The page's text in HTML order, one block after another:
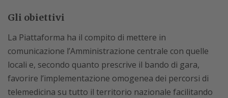
Gli obiettivi
La Piattaforma ha il compito di mettere in
comunicazione l’Amministrazione centrale con quelle
locali e, secondo quanto prescrive il bando di gara,
favorire l’implementazione omogenea dei percorsi di
telemedicina su tutto il territorio nazionale facilitando